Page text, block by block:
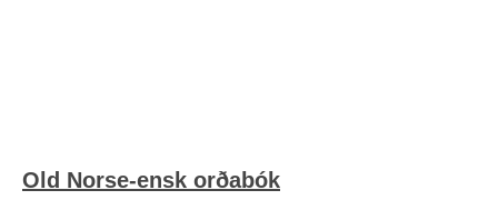
Old Norse-ensk orðabók